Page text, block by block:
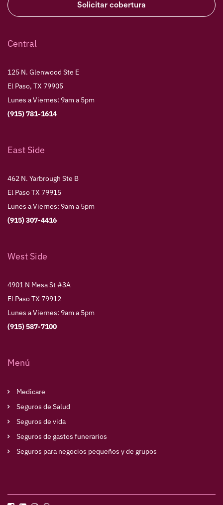
Solicitar cobertura
Central
125 N. Glenwood Ste E
El Paso, TX 79905
Lunes a Viernes: 9am a 5pm
(915) 781-1614
East Side
462 N. Yarbrough Ste B
El Paso TX 79915
Lunes a Viernes: 9am a 5pm
(915) 307-4416
West Side
4901 N Mesa St #3A
El Paso TX 79912
Lunes a Viernes: 9am a 5pm
(915) 587-7100
Menú
Medicare
Seguros de Salud
Seguros de vida
Seguros de gastos funerarios
Seguros para negocios pequeños y de grupos